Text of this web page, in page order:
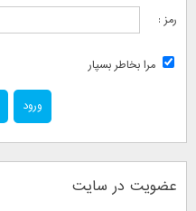
رمز :
مرا بخاطر بسپار
عضویت در سایت